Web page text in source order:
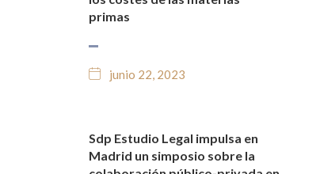
primas
junio 22, 2023
NOTICIAS Y BLOG JURÍDICO
Sdp Estudio Legal impulsa en
Madrid un simposio sobre la